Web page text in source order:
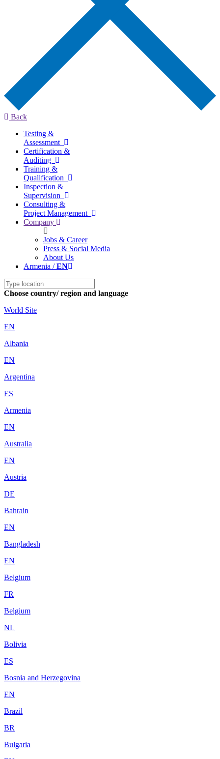
Back
Testing &
Assessment
Certification &
Auditing
Training &
Qualification
Inspection &
Supervision
Consulting &
Project Management
Company
Jobs & Career
Press & Social Media
About Us
Armenia /EN
Choose country/ region and language
World Site
EN
Albania
EN
Argentina
ES
Armenia
EN
Australia
EN
Austria
DE
Bahrain
EN
Bangladesh
EN
Belgium
FR
Belgium
NL
Bolivia
ES
Bosnia and Herzegovina
EN
Brazil
BR
Bulgaria